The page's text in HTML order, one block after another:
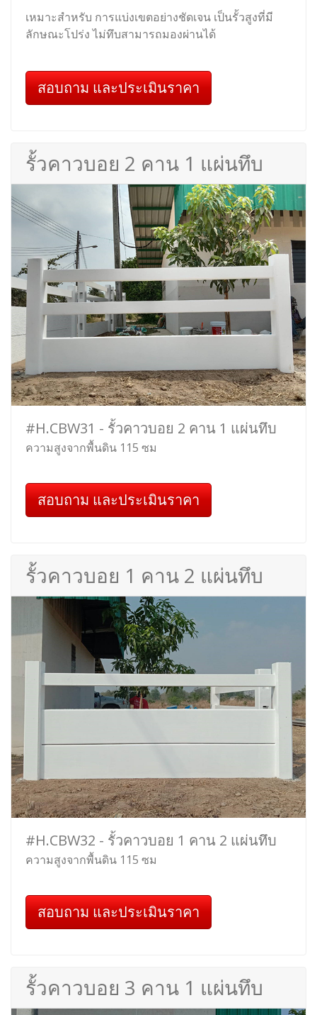
เหมาะสำหรับ การแบ่งเขตอย่างชัดเจน เป็นรั้วสูงที่มี
ลักษณะโปร่ง ไม่ทึบสามารถมองผ่านได้
สอบถาม และประเมินราคา
รั้วคาวบอย 2 คาน 1 แผ่นทึบ
#H.CBW31 - รั้วคาวบอย 2 คาน 1 แผ่นทึบ
ความสูงจากพื้นดิน 115 ซม
สอบถาม และประเมินราคา
รั้วคาวบอย 1 คาน 2 แผ่นทึบ
#H.CBW32 - รั้วคาวบอย 1 คาน 2 แผ่นทึบ
ความสูงจากพื้นดิน 115 ซม
สอบถาม และประเมินราคา
รั้วคาวบอย 3 คาน 1 แผ่นทึบ